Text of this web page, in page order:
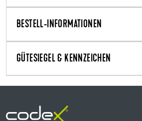
BESTELL-INFORMATIONEN
GÜTESIEGEL & KENNZEICHEN